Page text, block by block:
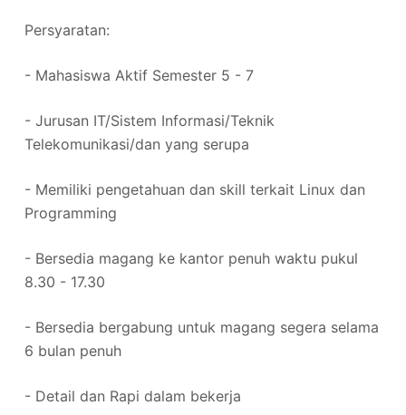
Persyaratan:
- Mahasiswa Aktif Semester 5 - 7
- Jurusan IT/Sistem Informasi/Teknik
Telekomunikasi/dan yang serupa
- Memiliki pengetahuan dan skill terkait Linux dan
Programming
- Bersedia magang ke kantor penuh waktu pukul
8.30 - 17.30
- Bersedia bergabung untuk magang segera selama
6 bulan penuh
- Detail dan Rapi dalam bekerja